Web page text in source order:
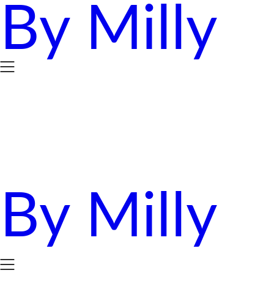
Skip
content
By Milly
By Milly